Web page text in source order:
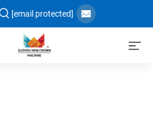
[email protected]